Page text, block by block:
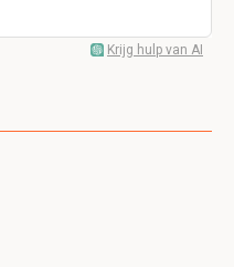
Krijg hulp van AI